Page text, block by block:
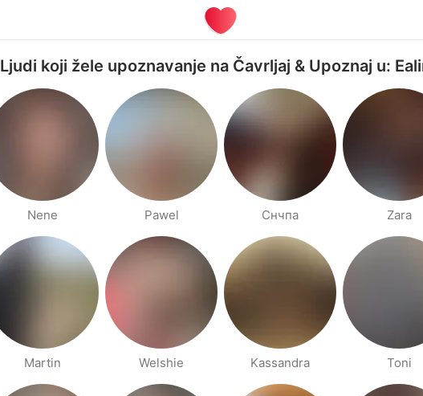
Ljudi koji žele upoznavanje na Čavrljaj & Upoznaj u:
Nene Pawel Cнчпа Zara
Martin Welshie Kassandra Toni